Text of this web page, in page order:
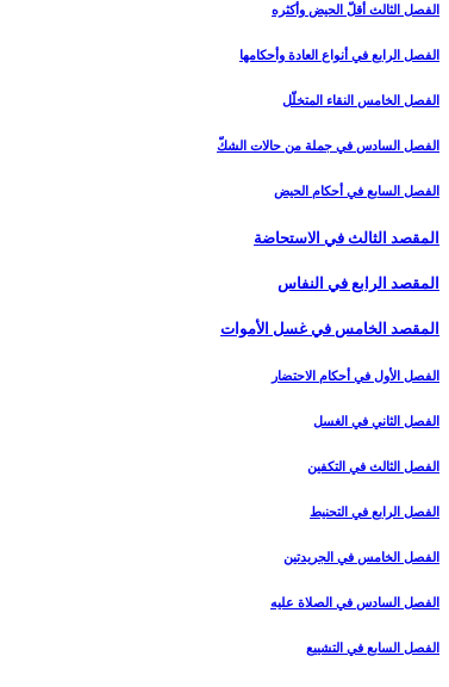
الفصل الثالث أقلّ الحيض وأكثره‏
الفصل الرابع في أنواع العادة وأحكامها
الفصل الخامس النقاء المتخلّل‏
الفصل السادس في جملة من حالات الشكّ‏
الفصل السابع في أحكام الحيض
المقصد الثالث في الاستحاضة
المقصد الرابع في النفاس‏
المقصد الخامس في غسل الأموات‏
الفصل الأول في أحكام الاحتضار
الفصل الثاني في الغسل
الفصل الثالث في التكفين
الفصل الرابع‏ في التحنيط
الفصل الخامس في الجريدتين
الفصل السادس في الصلاة عليه
الفصل السابع في التشييع